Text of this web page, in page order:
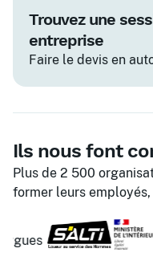
Trouvez une
entreprise
Faire le devis en
Ils nous font
Plus de 2 500
former leurs